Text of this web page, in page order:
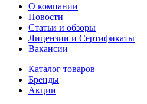
О компании
Новости
Статьи и обзоры
Лицензии и Сертификаты
Вакансии
Каталог товаров
Бренды
Акции